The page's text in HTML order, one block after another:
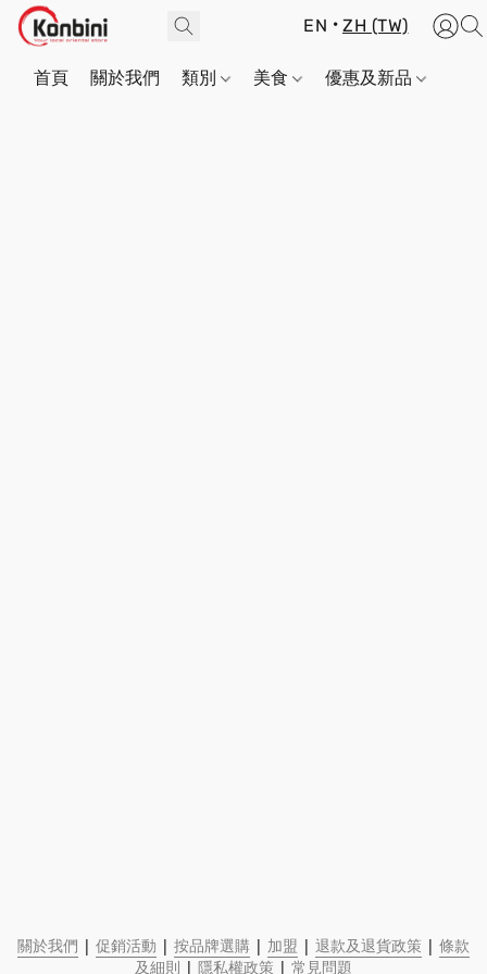
EN ZH (TW)
首頁 關於我們 類別 美食 優惠及新品
關於我們 | 促銷活動 | 按品牌選購 | 加盟 | 退款及退貨政策 | 條款
及細則 | 隱私權政策 | 常見問題